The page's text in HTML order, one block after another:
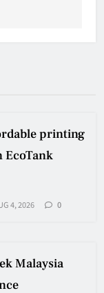
printing
4, 2026 0
Malaysia